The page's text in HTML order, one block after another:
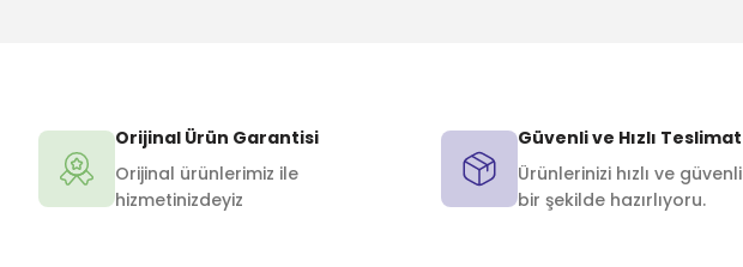
Orijinal Ürün Garantisi
Orijinal ürünlerimiz ile
hizmetinizdeyiz
Güvenli ve Hızlı Teslimat
Ürünlerinizi hızlı ve güvenli
bir şekilde hazırlıyoru.